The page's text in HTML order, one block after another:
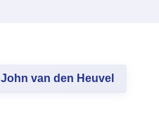
John van den Heuvel